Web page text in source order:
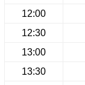
12:00
12:30
13:00
13:30